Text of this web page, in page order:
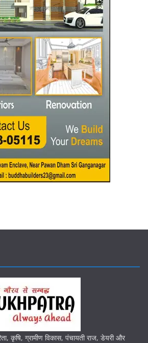
कृषि, ग्रामीण विकास, पंचायती राज, डेयरी और